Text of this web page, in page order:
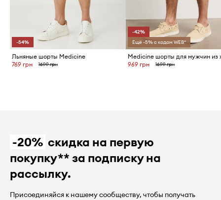
-54%
Льняные шорты Medicine
769 грн
1699 грн
-42%
Ещё -5% с кодом WEB*
969 грн 1699 грн
-20% скидка на первую
покупку** за подписку на
рассылку.
Присоединяйся к нашему сообществу, чтобы получать